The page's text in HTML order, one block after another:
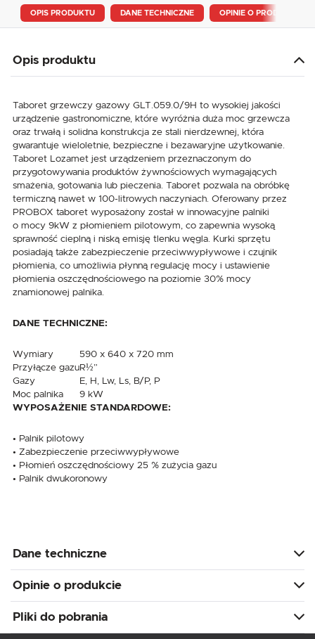
OPIS PRODUKTU DANE TECHNICZNE OPINIE O PRODUKCIE
Opis produktu
Taboret grzewczy gazowy GLT.059.0/9H to wysokiej jakości
urządzenie gastronomiczne, które wyróżnia duża moc grzewcza
oraz trwałą i solidna konstrukcja ze stali nierdzewnej, która
gwarantuje wieloletnie, bezpieczne i bezawaryjne użytkowanie.
Taboret Lozamet jest urządzeniem przeznaczonym do
przygotowywania produktów żywnościowych wymagających
smażenia, gotowania lub pieczenia. Taboret pozwala na obróbkę
termiczną nawet w 100-litrowych naczyniach. Oferowany przez
PROBOX taboret wyposażony został w innowacyjne palniki
o mocy 9kW z płomieniem pilotowym, co zapewnia wysoką
sprawność cieplną i niską emisję tlenku węgla. Kurki sprzętu
posiadają także zabezpieczenie przeciwwypływowe i czujnik
płomienia, co umożliwia płynną regulację mocy i ustawienie
płomienia oszczędnościowego na poziomie 30% mocy
znamionowej palnika.
DANE TECHNICZNE:
Wymiary
590 x 640 x 720 mm
Przyłącze gazuR½”
Gazy
E, H, Lw, Ls, B/P, P
Moc palnika
9 kW
WYPOSAŻENIE STANDARDOWE:
• Palnik pilotowy
• Zabezpieczenie przeciwwypływowe
• Płomień oszczędnościowy 25 % zużycia gazu
• Palnik dwukoronowy
Dane techniczne
Opinie o produkcie
Pliki do pobrania